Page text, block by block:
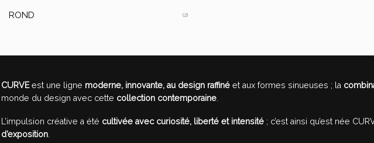
ROND (2)
CURVEest une ligne moderne, innovante, au design raffiné et aux formes sinueuses ; la
monde du design avec cette collection contemporaine
L’impulsion créative a été cultivée avec curiosité, liberté et intensité ; c’est ainsi qu’est née
d’exposition.